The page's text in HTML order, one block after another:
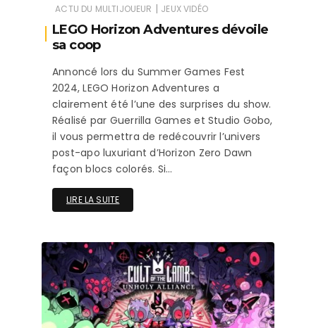
ACTU DU MULTIJOUEUR | JEUX VIDÉO
LEGO Horizon Adventures dévoile
sa coop
Annoncé lors du Summer Games Fest
2024, LEGO Horizon Adventures a
clairement été l’une des surprises du show.
Réalisé par Guerrilla Games et Studio Gobo,
il vous permettra de redécouvrir l’univers
post-apo luxuriant d’Horizon Zero Dawn
façon blocs colorés. Si…
LIRE LA SUITE